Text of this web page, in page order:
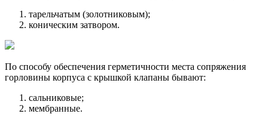
тарельчатым (золотниковым);
коническим затвором.
По способу обеспечения герметичности места сопряжения
горловины корпуса с крышкой клапаны бывают:
сальниковые;
мембранные.